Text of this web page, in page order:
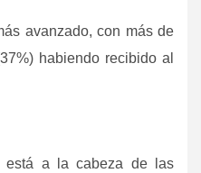
avanzado, con más de
habiendo recibido al
está a la cabeza de las